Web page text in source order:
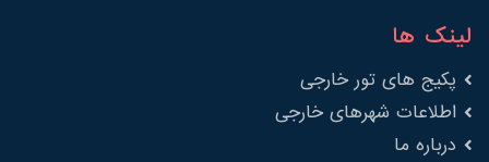
لینک ها
پکیج های تور خارجی
اطلاعات شهرهای خارجی
درباره ما